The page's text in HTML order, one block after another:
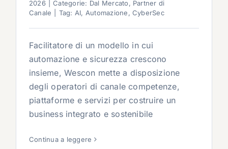
2026
Categorie: Dal Mercato, Partner di
Canale
Tag: AI, Automazione, CyberSec
Facilitatore di un modello in cui
automazione e sicurezza crescono
insieme, Wescon mette a disposizione
degli operatori di canale competenze,
piattaforme e servizi per costruire un
business integrato e sostenibile
Continua a leggere